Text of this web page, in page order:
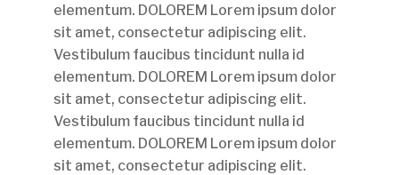
elementum. DOLOREM Lorem ipsum dolor
sit amet, consectetur adipiscing elit.
Vestibulum faucibus tincidunt nulla id
elementum. DOLOREM Lorem ipsum dolor
sit amet, consectetur adipiscing elit.
Vestibulum faucibus tincidunt nulla id
elementum. DOLOREM Lorem ipsum dolor
sit amet, consectetur adipiscing elit.